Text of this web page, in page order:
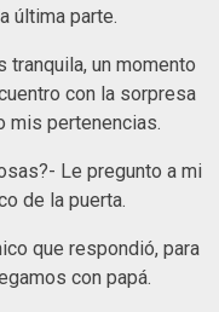
última parte.
tranquila, un momento
con la sorpresa
mis pertenencias.
Le pregunto a mi
de la puerta.
que respondió, para
con papá.